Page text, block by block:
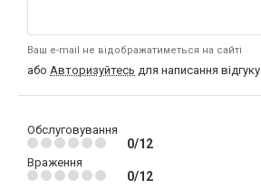
Ваш e-mail не відображатиметься на сайті
або Авторизуйтесь для написання відгуку
Обслуговування
0/12
Враження
0/12